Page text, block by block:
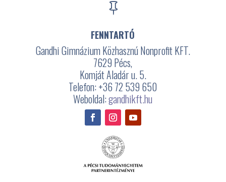

FENNTARTÓ
Gandhi Gimnázium Közhasznú Nonprofit KFT.
7629 Pécs,
Komját Aladár u. 5.
Telefon: +36 72 539 650
Weboldal:gandhikft.hu